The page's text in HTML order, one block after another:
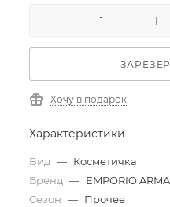
Хочу в подарок
Характеристики
Вид — Косметичка
Бренд — EMPORIO
Сезон — Прочее